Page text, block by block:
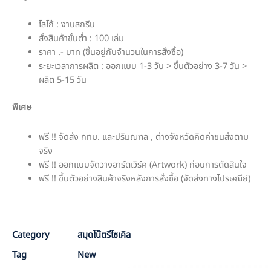
โลโก้ : งานสกรีน
สั่งสินค้าขั้นต่ำ : 100 เล่ม
ราคา .- บาท (ขึ้นอยู่กับจำนวนในการสั่งซื้อ)
ระยะเวลาการผลิต : ออกแบบ 1-3 วัน > ขึ้นตัวอย่าง 3-7 วัน >
ผลิต 5-15 วัน
พิเศษ
ฟรี !! จัดส่ง กทม. และปริมณฑล , ต่างจังหวัดคิดค่าขนส่งตาม
จริง
ฟรี !! ออกแบบจัดวางอาร์ตเวิร์ค (Artwork) ก่อนการตัดสินใจ
ฟรี !! ขึ้นตัวอย่างสินค้าจริงหลังการสั่งซื้อ (จัดส่งทางไปรษณีย์)
Category
สมุดโน๊ตรีไซเคิล
Tag
New